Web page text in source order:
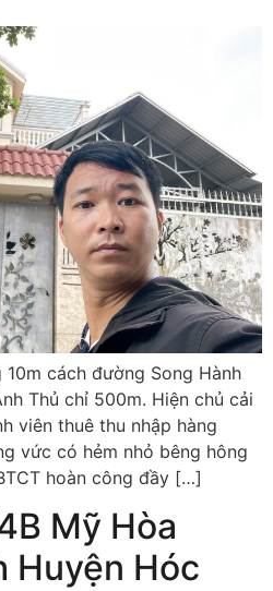
cách đường Song Hành
Thủ chỉ 500m. Hiện chủ cải
viên thuê thu nhập hàng
vức có hẻm nhỏ bêng hông
hoàn công đầy […]
Mỹ Hòa
Huyện Hóc